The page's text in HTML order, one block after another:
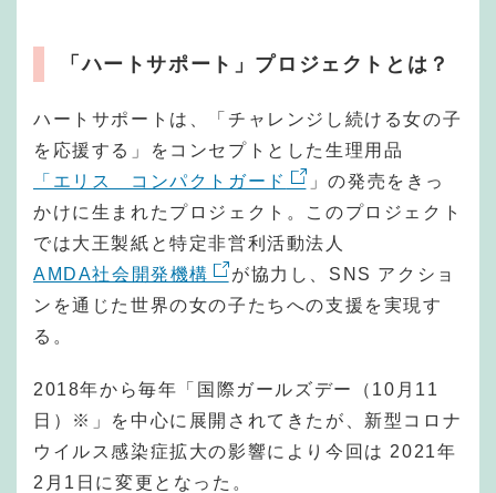
「ハートサポート」プロジェクトとは？
ハートサポートは、「チャレンジし続ける女の子
を応援する」をコンセプトとした生理用品
「エリス コンパクトガード
」の発売をきっ
かけに生まれたプロジェクト。このプロジェクト
では大王製紙と特定非営利活動法人
AMDA社会開発機構
が協力し、SNS アクショ
ンを通じた世界の女の子たちへの支援を実現す
る。
2018年から毎年「国際ガールズデー（10月11
日）※」を中心に展開されてきたが、新型コロナ
ウイルス感染症拡大の影響により今回は 2021年
2月1日に変更となった。